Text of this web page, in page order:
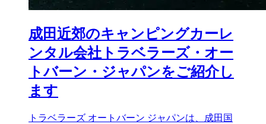
成田近郊のキャンピングカーレ
ンタル会社トラベラーズ・オー
トバーン・ジャパンをご紹介し
ます
トラベラーズ オートバーン ジャパンは、成田国